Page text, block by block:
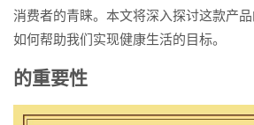
消费者的青睐。本文将深入探讨这款产
如何帮助我们实现健康生活的目标。
的重要性